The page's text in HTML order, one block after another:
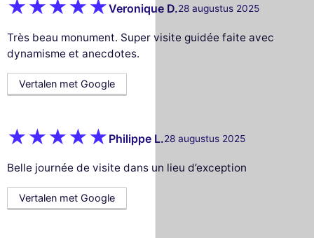
Veronique D.28 augustus 2025
Très beau monument. Super visite guidée faite avec
dynamisme et anecdotes.
Vertalen met Google
Philippe L.28 augustus 2025
Belle journée de visite dans un lieu d’exception
Vertalen met Google